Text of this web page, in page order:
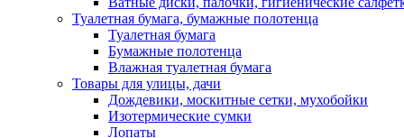
Туалетная бумага, бумажные полотенца
Туалетная бумага
Бумажные полотенца
Влажная туалетная бумага
Товары для улицы, дачи
Дождевики, москитные сетки, мухобойки
Изотермические сумки
Лопаты